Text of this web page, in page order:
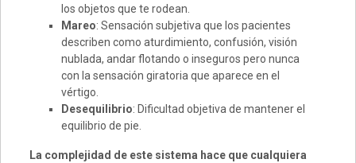
los objetos que te rodean.
Mareo: Sensación subjetiva que los pacientes
describen como aturdimiento, confusión, visión
nublada, andar flotando o inseguros pero nunca
con la sensación giratoria que aparece en el
vértigo.
Desequilibrio: Dificultad objetiva de mantener el
equilibrio de pie.
La complejidad de este sistema hace que cualquiera